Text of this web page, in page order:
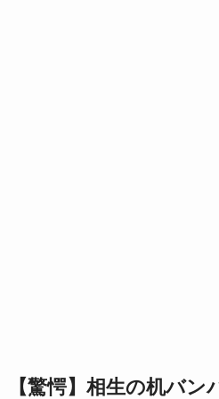
【驚愕】 相生の机バン